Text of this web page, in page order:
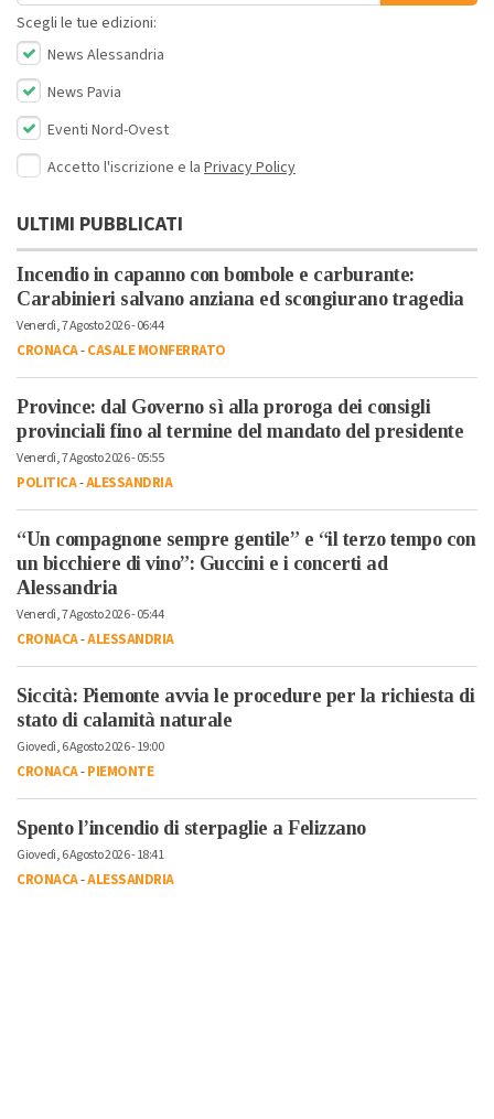
Scegli le tue edizioni:
News Alessandria
News Pavia
Eventi Nord-Ovest
Accetto l'iscrizione e la Privacy Policy
ULTIMI PUBBLICATI
Incendio in capanno con bombole e carburante:
Carabinieri salvano anziana ed scongiurano tragedia
Venerdì, 7 Agosto 2026 - 06:44
CRONACA-CASALE MONFERRATO
Province: dal Governo sì alla proroga dei consigli
provinciali fino al termine del mandato del presidente
Venerdì, 7 Agosto 2026 - 05:55
POLITICA-ALESSANDRIA
“Un compagnone sempre gentile” e “il terzo tempo con
un bicchiere di vino”: Guccini e i concerti ad
Alessandria
Venerdì, 7 Agosto 2026 - 05:44
CRONACA-ALESSANDRIA
Siccità: Piemonte avvia le procedure per la richiesta di
stato di calamità naturale
Giovedì, 6 Agosto 2026 - 19:00
CRONACA-PIEMONTE
Spento l’incendio di sterpaglie a Felizzano
Giovedì, 6 Agosto 2026 - 18:41
CRONACA-ALESSANDRIA